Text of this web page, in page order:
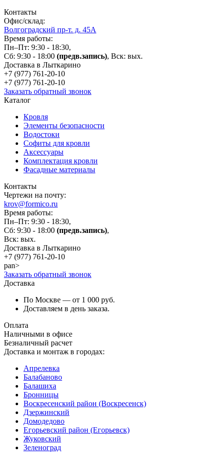
Контакты
Офис/склад:
Волгоградский пр-т. д. 45А
Время работы:
Пн–Пт: 9:30 - 18:30,
Сб: 9:30 - 18:00 (предв.запись), Вск: вых.
Доставка в Лыткарино
+7 (977) 761-20-10
+7 (977) 761-20-10
Заказать обратный звонок
Каталог
Кровля
Элементы безопасности
Водостоки
Софиты для кровли
Аксессуары
Комплектация кровли
Фасадные материалы
Контакты
Чертежи на почту:
krov@formico.ru
Время работы:
Пн–Пт: 9:30 - 18:30,
Сб: 9:30 - 18:00 (предв.запись),
Вск: вых.
Доставка в Лыткарино
+7 (977) 761-20-10
pan>
Заказать обратный звонок
Доставка
По Москве — от 1 000 руб.
Доставляем в день заказа.
Оплата
Наличными в офисе
Безналичный расчет
Доставка и монтаж в городах:
Апрелевка
Балабаново
Балашиха
Бронницы
Воскресенский район (Воскресенск)
Дзержинский
Домодедово
Егорьевский район (Егорьевск)
Жуковский
Зеленоград